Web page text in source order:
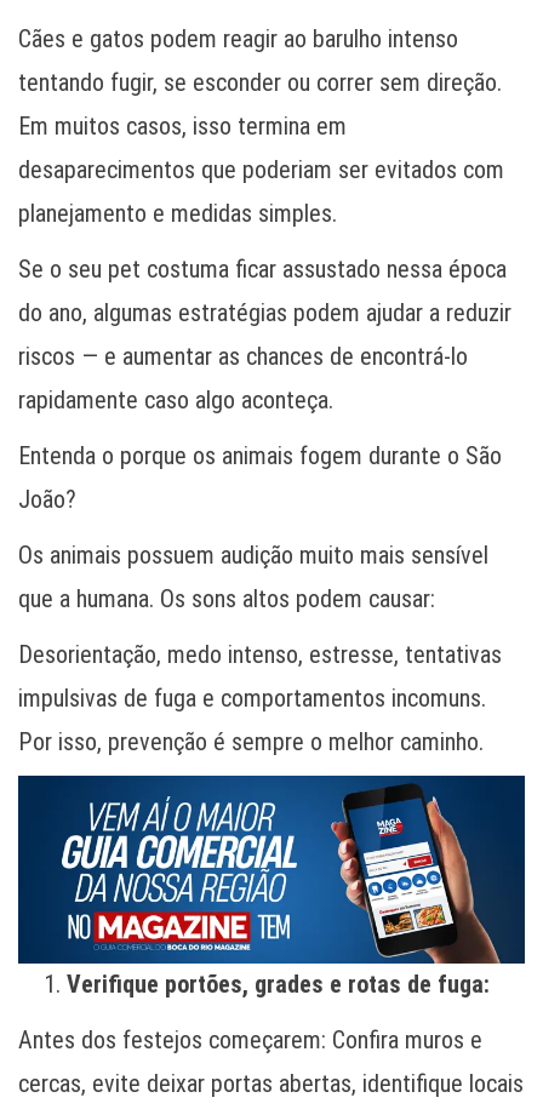
Cães e gatos podem reagir ao barulho intenso
tentando fugir, se esconder ou correr sem direção.
Em muitos casos, isso termina em
desaparecimentos que poderiam ser evitados com
planejamento e medidas simples.
Se o seu pet costuma ficar assustado nessa época
do ano, algumas estratégias podem ajudar a reduzir
riscos — e aumentar as chances de encontrá-lo
rapidamente caso algo aconteça.
Entenda o porque os animais fogem durante o São
João?
Os animais possuem audição muito mais sensível
que a humana. Os sons altos podem causar:
Desorientação, medo intenso, estresse, tentativas
impulsivas de fuga e comportamentos incomuns.
Por isso, prevenção é sempre o melhor caminho.
Verifique portões, grades e rotas de fuga:
Antes dos festejos começarem: Confira muros e
cercas, evite deixar portas abertas, identifique locais